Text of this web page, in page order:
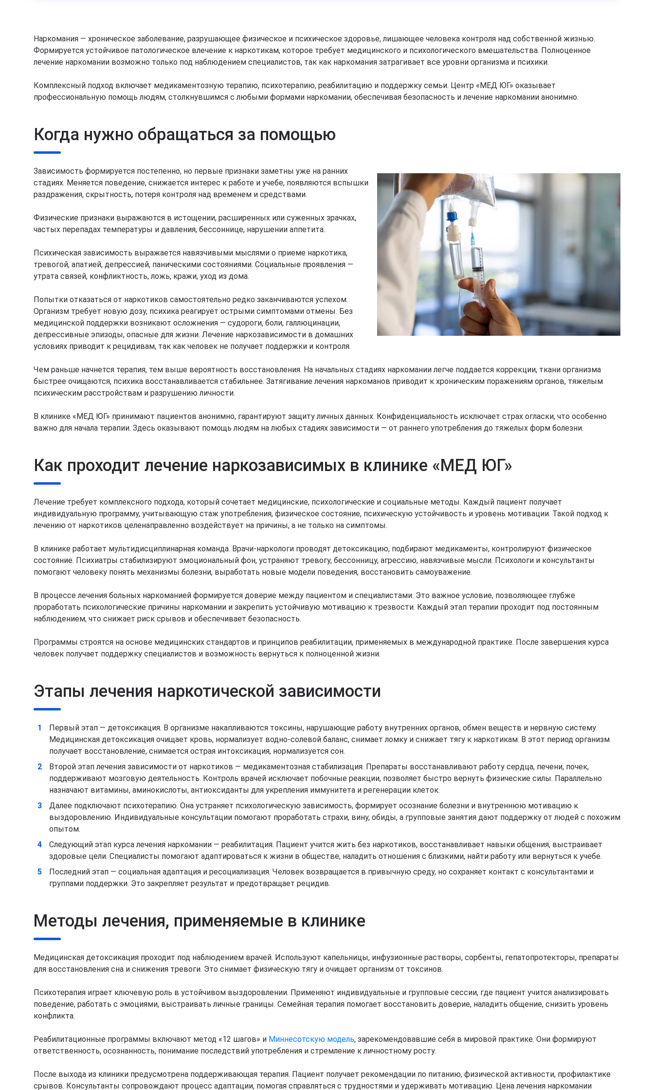
Наркомания — хроническое заболевание, разрушающее физическое и психическое здоровье, лишающее человека контроля над собственной жизнью.
Формируется устойчивое патологическое влечение к наркотикам, которое требует медицинского и психологического вмешательства. Полноценное
лечение наркомании возможно только под наблюдением специалистов, так как наркомания затрагивает все уровни организма и психики.
Комплексный подход включает медикаментозную терапию, психотерапию, реабилитацию и поддержку семьи. Центр «МЕД ЮГ» оказывает
профессиональную помощь людям, столкнувшимся с любыми формами наркомании, обеспечивая безопасность и лечение наркомании анонимно.
Когда нужно обращаться за помощью
Зависимость формируется постепенно, но первые признаки заметны уже на ранних
стадиях. Меняется поведение, снижается интерес к работе и учебе, появляются вспышки
раздражения, скрытность, потеря контроля над временем и средствами.
Физические признаки выражаются в истощении, расширенных или суженных зрачках,
частых перепадах температуры и давления, бессоннице, нарушении аппетита.
Психическая зависимость выражается навязчивыми мыслями о приеме наркотика,
тревогой, апатией, депрессией, паническими состояниями. Социальные проявления —
утрата связей, конфликтность, ложь, кражи, уход из дома.
Попытки отказаться от наркотиков самостоятельно редко заканчиваются успехом.
Организм требует новую дозу, психика реагирует острыми симптомами отмены. Без
медицинской поддержки возникают осложнения — судороги, боли, галлюцинации,
депрессивные эпизоды, опасные для жизни. Лечение наркозависимости в домашних
условиях приводит к рецидивам, так как человек не получает поддержки и контроля.
Чем раньше начнется терапия, тем выше вероятность восстановления. На начальных стадиях наркомании легче поддается коррекции, ткани организма
быстрее очищаются, психика восстанавливается стабильнее. Затягивание лечения наркоманов приводит к хроническим поражениям органов, тяжелым
психическим расстройствам и разрушению личности.
В клинике «МЕД ЮГ» принимают пациентов анонимно, гарантируют защиту личных данных. Конфиденциальность исключает страх огласки, что особенно
важно для начала терапии. Здесь оказывают помощь людям на любых стадиях зависимости — от раннего употребления до тяжелых форм болезни.
Как проходит лечение наркозависимых в клинике «МЕД ЮГ»
Лечение требует комплексного подхода, который сочетает медицинские, психологические и социальные методы. Каждый пациент получает
индивидуальную программу, учитывающую стаж употребления, физическое состояние, психическую устойчивость и уровень мотивации. Такой подход к
лечению от наркотиков целенаправленно воздействует на причины, а не только на симптомы.
В клинике работает мультидисциплинарная команда. Врачи-наркологи проводят детоксикацию, подбирают медикаменты, контролируют физическое
состояние. Психиатры стабилизируют эмоциональный фон, устраняют тревогу, бессонницу, агрессию, навязчивые мысли. Психологи и консультанты
помогают человеку понять механизмы болезни, выработать новые модели поведения, восстановить самоуважение.
В процессе лечения больных наркоманией формируется доверие между пациентом и специалистами. Это важное условие, позволяющее глубже
проработать психологические причины наркомании и закрепить устойчивую мотивацию к трезвости. Каждый этап терапии проходит под постоянным
наблюдением, что снижает риск срывов и обеспечивает безопасность.
Программы строятся на основе медицинских стандартов и принципов реабилитации, применяемых в международной практике. После завершения курса
человек получает поддержку специалистов и возможность вернуться к полноценной жизни.
Этапы лечения наркотической зависимости
Первый этап — детоксикация. В организме накапливаются токсины, нарушающие работу внутренних органов, обмен веществ и нервную систему.
Медицинская детоксикация очищает кровь, нормализует водно-солевой баланс, снимает ломку и снижает тягу к наркотикам. В этот период организм
получает восстановление, снимается острая интоксикация, нормализуется сон.
Второй этап лечения зависимости от наркотиков — медикаментозная стабилизация. Препараты восстанавливают работу сердца, печени, почек,
поддерживают мозговую деятельность. Контроль врачей исключает побочные реакции, позволяет быстро вернуть физические силы. Параллельно
назначают витамины, аминокислоты, антиоксиданты для укрепления иммунитета и регенерации клеток.
Далее подключают психотерапию. Она устраняет психологическую зависимость, формирует осознание болезни и внутреннюю мотивацию к
выздоровлению. Индивидуальные консультации помогают проработать страхи, вину, обиды, а групповые занятия дают поддержку от людей с похожим
опытом.
Следующий этап курса лечения наркомании — реабилитация. Пациент учится жить без наркотиков, восстанавливает навыки общения, выстраивает
здоровые цели. Специалисты помогают адаптироваться к жизни в обществе, наладить отношения с близкими, найти работу или вернуться к учебе.
Последний этап — социальная адаптация и ресоциализация. Человек возвращается в привычную среду, но сохраняет контакт с консультантами и
группами поддержки. Это закрепляет результат и предотвращает рецидив.
Методы лечения, применяемые в клинике
Медицинская детоксикация проходит под наблюдением врачей. Используют капельницы, инфузионные растворы, сорбенты, гепатопротекторы, препараты
для восстановления сна и снижения тревоги. Это снимает физическую тягу и очищает организм от токсинов.
Психотерапия играет ключевую роль в устойчивом выздоровлении. Применяют индивидуальные и групповые сессии, где пациент учится анализировать
поведение, работать с эмоциями, выстраивать личные границы. Семейная терапия помогает восстановить доверие, наладить общение, снизить уровень
конфликта.
Реабилитационные программы включают метод «12 шагов» и Миннесотскую модель, зарекомендовавшие себя в мировой практике. Они формируют
ответственность, осознанность, понимание последствий употребления и стремление к личностному росту.
После выхода из клиники предусмотрена поддерживающая терапия. Пациент получает рекомендации по питанию, физической активности, профилактике
срывов. Консультанты сопровождают процесс адаптации, помогая справляться с трудностями и удерживать мотивацию. Цена лечения наркомании